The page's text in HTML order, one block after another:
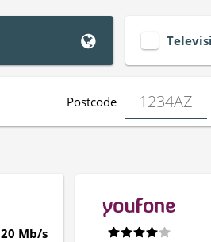
Postcode
20 Mb/s